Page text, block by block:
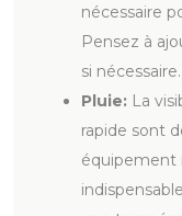
nécessaire
Pensez à
si nécessaire.
Pluie: La
rapide sont
équipement